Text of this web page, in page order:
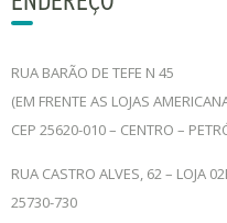
RUA BARÃO DE TEFE N 45
(EM FRENTE AS LOJAS
CEP 25620-010 – CENTRO –
RUA CASTRO ALVES, 62 – LOJA
25730-730